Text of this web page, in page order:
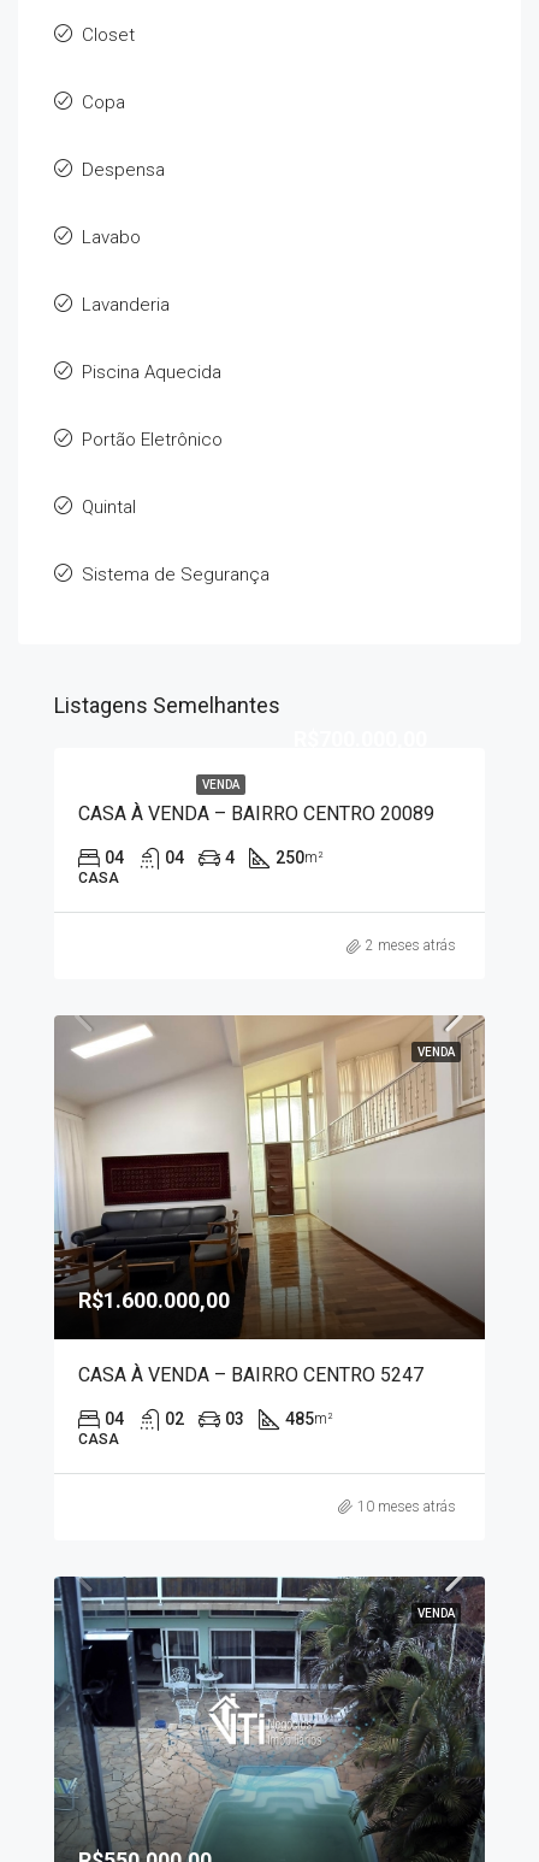
Closet
Copa
Despensa
Lavabo
Lavanderia
Piscina Aquecida
Portão Eletrônico
Quintal
Sistema de Segurança
Listagens Semelhantes
VENDA
CASA À VENDA – BAIRRO CENTRO 20089
04 04 4 250m²
CASA
2 meses atrás
VENDA
R$1.600.000,00
CASA À VENDA – BAIRRO CENTRO 5247
04 02 03 485m²
CASA
10 meses atrás
VENDA